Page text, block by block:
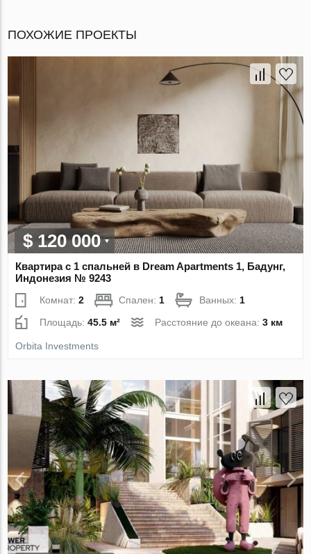
ПОХОЖИЕ ПРОЕКТЫ
$ 120 000
Квартира с 1 спальней в Dream Apartments 1, Бадунг,
Индонезия № 9243
Комнат:2 Спален:1 Ванных:1
Площадь:45.5 м² Расстояние до океана:3 км
Orbita Investments